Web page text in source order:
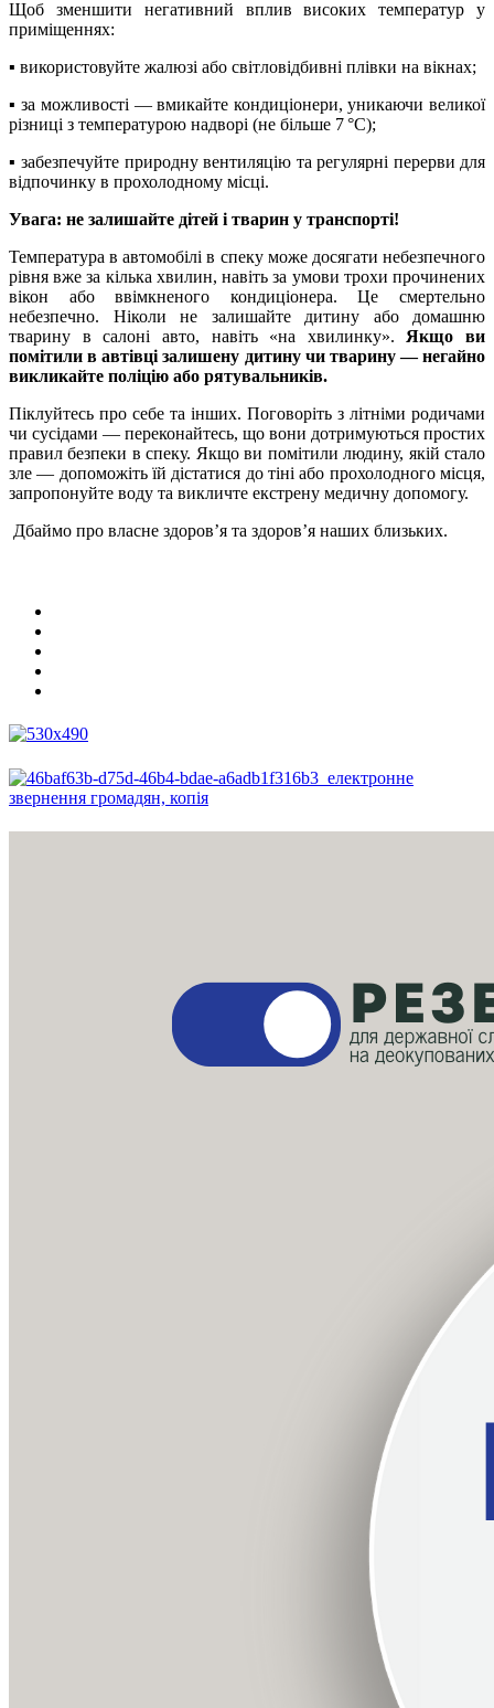
Щоб зменшити негативний вплив високих температур у
приміщеннях:
▪️ використовуйте жалюзі або світловідбивні плівки на вікнах;
▪️ за можливості — вмикайте кондиціонери, уникаючи великої
різниці з температурою надворі (не більше 7 °C);
▪️ забезпечуйте природну вентиляцію та регулярні перерви для
відпочинку в прохолодному місці.
Увага: не залишайте дітей і тварин у транспорті!
Температура в автомобілі в спеку може досягати небезпечного
рівня вже за кілька хвилин, навіть за умови трохи прочинених
вікон або ввімкненого кондиціонера. Це смертельно
небезпечно. Ніколи не залишайте дитину або домашню
тварину в салоні авто, навіть «на хвилинку». Якщо ви
помітили в автівці залишену дитину чи тварину — негайно
викликайте поліцію або рятувальників.
Піклуйтесь про себе та інших. Поговоріть з літніми родичами
чи сусідами — переконайтесь, що вони дотримуються простих
правил безпеки в спеку. Якщо ви помітили людину, якій стало
зле — допоможіть їй дістатися до тіні або прохолодного місця,
запропонуйте воду та викличте екстрену медичну допомогу.
Дбаймо про власне здоров’я та здоров’я наших близьких.